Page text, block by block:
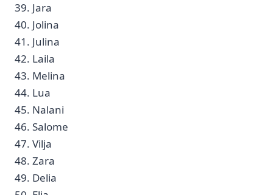
39. Jara
40. Jolina
41. Julina
42. ‌Laila
43. Melina
44. Lua
45. Nalani
46. Salome
47. Vilja
48. Zara
49. Delia